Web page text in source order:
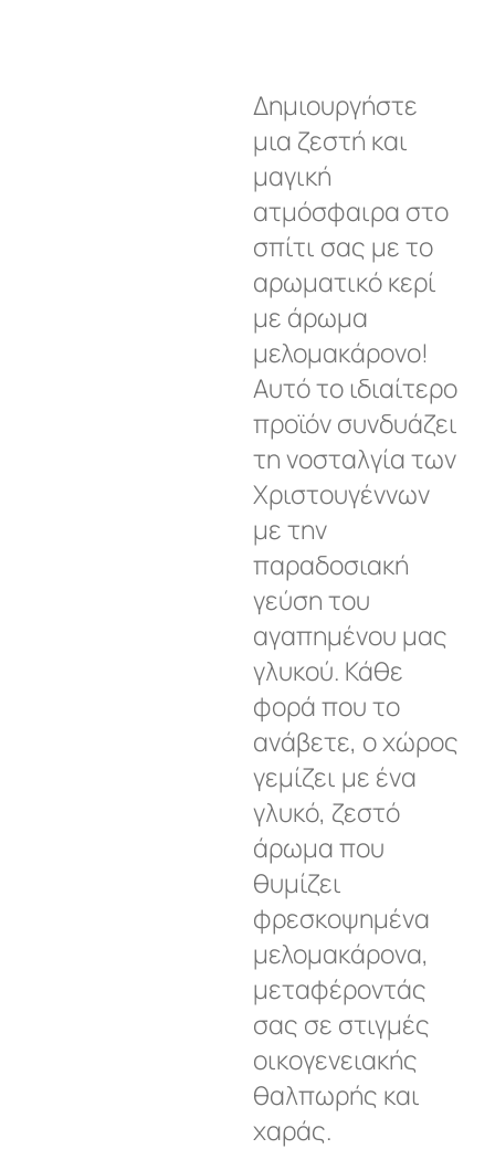
Δημιουργήστε
μια ζεστή και
μαγική
ατμόσφαιρα στο
σπίτι σας με το
αρωματικό κερί
με άρωμα
μελομακάρονο!
Αυτό το ιδιαίτερο
προϊόν συνδυάζει
τη νοσταλγία των
Χριστουγέννων
με την
παραδοσιακή
γεύση του
αγαπημένου μας
γλυκού. Κάθε
φορά που το
ανάβετε, ο χώρος
γεμίζει με ένα
γλυκό, ζεστό
άρωμα που
θυμίζει
φρεσκοψημένα
μελομακάρονα,
μεταφέροντάς
σας σε στιγμές
οικογενειακής
θαλπωρής και
χαράς.